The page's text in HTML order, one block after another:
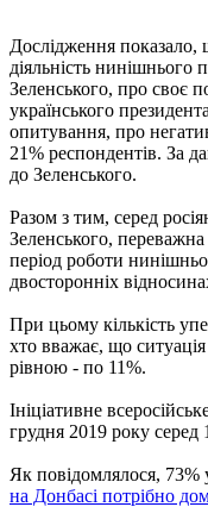
Дослідження показало,
діяльність
Зеленського, про своє
українського
опитування, про
21% респондентів. За
до Зеленського.
Разом з тим, серед
Зеленського,
період роботи
двосторонніх
При цьому кількість
хто вважає, що
рівною - по 11%.
Ініціативне
грудня 2019 року серед
Як повідомлялося,
на Донбасі потрібно